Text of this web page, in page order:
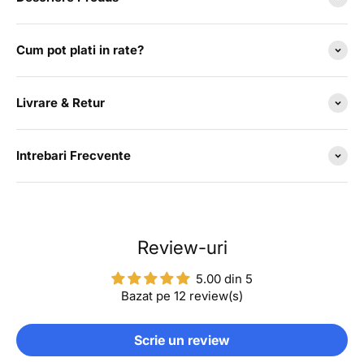
Cum pot plati in rate?
Livrare & Retur
Intrebari Frecvente
Review-uri
5.00 din 5
Bazat pe 12 review(s)
Scrie un review